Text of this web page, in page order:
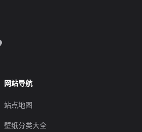
网站导航
站点地图
壁纸分类大全